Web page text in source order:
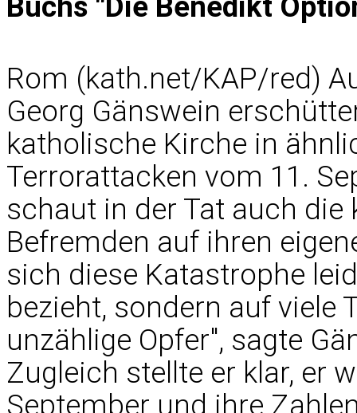
Rom (kath.net/KAP/red)
Georg Gänswein
katholische Kirche in
Terrorattacken vom 11.
schaut in der Tat auch
Befremden auf ihren
sich diese Katastrophe
bezieht, sondern auf viele
unzählige Opfer", sagte
Zugleich stellte er klar, er
September und ihre